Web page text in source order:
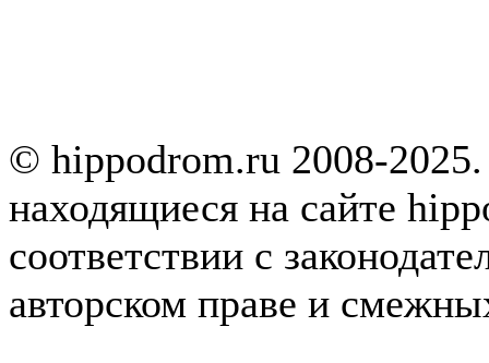
© hippodrom.ru 2008-
находящиеся на сайте
соответствии с
авторском праве и